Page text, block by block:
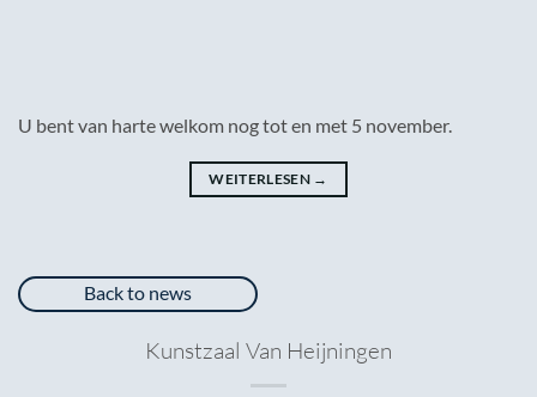
U bent van harte welkom nog tot en met 5 november.
WEITERLESEN →
Back to news
Kunstzaal Van Heijningen